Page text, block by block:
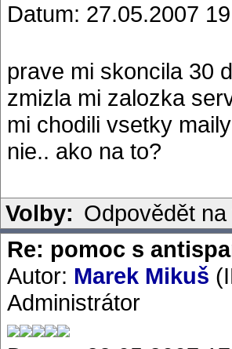
Datum: 27.05.2007
prave mi skoncila 30
zmizla mi zalozka
mi chodili vsetky
nie.. ako na to?
Volby: Odpovědět
Re: pomoc s
Autor: Marek Mikuš
Administrátor